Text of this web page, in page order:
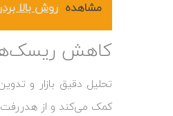
مشاهده روش بالا
کاهش
تحلیل دقیق بازار و
کمک می‌کند و از هدررفت